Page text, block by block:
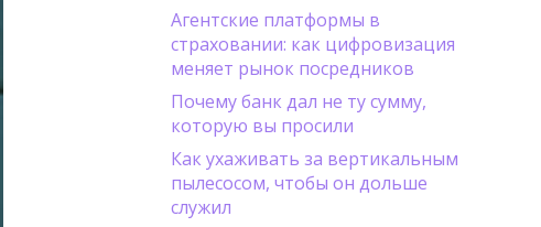
Агентские платформы в
страховании: как цифровизация
меняет рынок посредников
Почему банк дал не ту сумму,
которую вы просили
Как ухаживать за вертикальным
пылесосом, чтобы он дольше
служил